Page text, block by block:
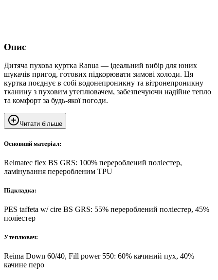
Опис
Дитяча пухова куртка Ranua — ідеальний вибір для юних
шукачів пригод, готових підкорювати зимові холоди. Ця
куртка поєднує в собі водонепроникну та вітронепроникну
тканину з пуховим утеплювачем, забезпечуючи надійне тепло
та комфорт за будь-якої погоди.
Читати більше
Основний матеріал:
Reimatec flex BS GRS: 100% перероблений поліестер,
ламінування переробленим TPU
Підкладка:
PES taffeta w/ cire BS GRS: 55% перероблений поліестер, 45%
поліестер
Утеплювач:
Reima Down 60/40, Fill power 550: 60% качиний пух, 40%
качине перо